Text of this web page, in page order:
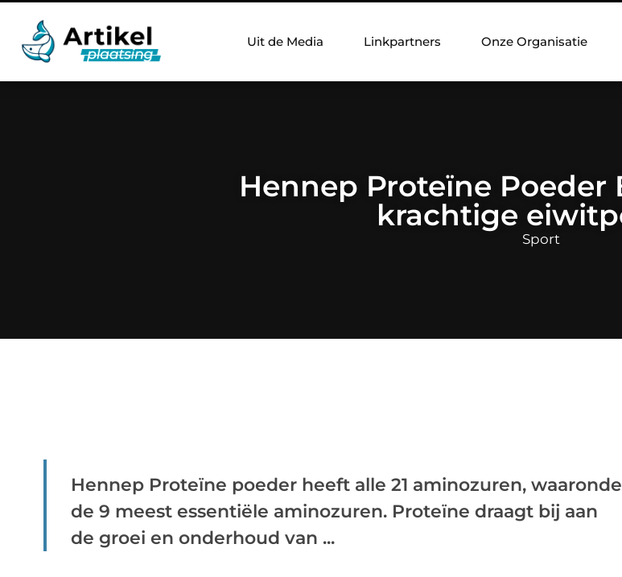
Uit de Media Linkpartners Onze Organisatie
Hennep Proteïne Poeder
krachtige
Sport
Hennep Proteïne poeder heeft alle 21 aminozuren,
de 9 meest essentiële aminozuren. Proteïne draagt bij aan
de groei en onderhoud van ...